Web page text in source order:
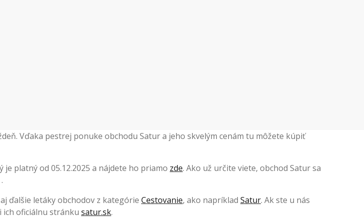
Vďaka pestrej ponuke obchodu Satur a jeho skvelým cenám tu môžete kúpiť
platný od 05.12.2025 a nájdete ho priamo zde. Ako už určite viete, obchod Satur sa
ďalšie letáky obchodov z kategórie Cestovanie, ako napríklad Satur. Ak ste u nás
oficiálnu stránku satur.sk.